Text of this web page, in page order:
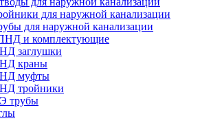
для наружной канализации
для наружной канализации
и комплектующие
заглушки
краны
муфты
тройники
трубы